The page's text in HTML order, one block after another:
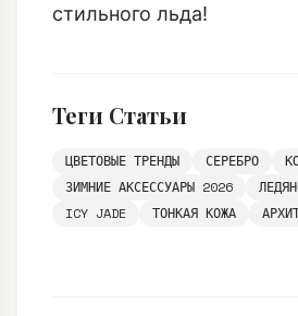
стильного льда!
Теги Статьи
ЦВЕТОВЫЕ ТРЕНДЫ СЕРЕБРО
ЗИМНИЕ АКСЕССУАРЫ 2026
ICY JADE
ТОНКАЯ КОЖА